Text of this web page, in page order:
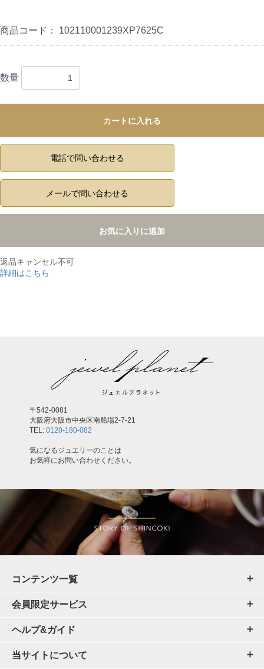
商品コード： 102110001239XP7625C
数量
カートに入れる
電話で問い合わせる
メールで問い合わせる
お気に入りに追加
返品キャンセル不可
詳細はこちら
〒542-0081
大阪府大阪市中央区南船場2-7-21
TEL: 0120-180-082
気になるジュエリーのことは
お気軽にお問い合わせください。
コンテンツ一覧
会員限定サービス
ヘルプ&ガイド
当サイトについて